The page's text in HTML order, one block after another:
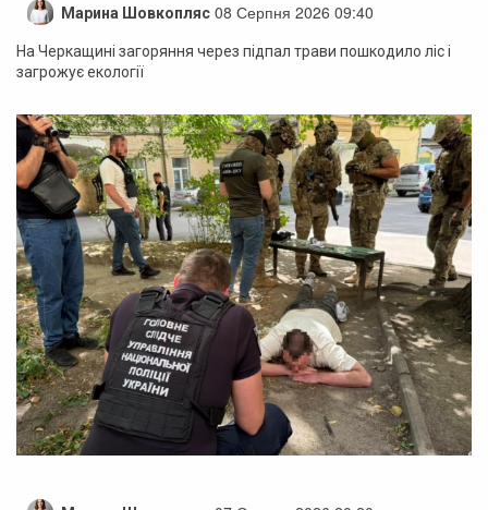
Марина Шовкопляс 08 Серпня 2026 09:40
На Черкащині загоряння через підпал трави пошкодило ліс і
загрожує екології